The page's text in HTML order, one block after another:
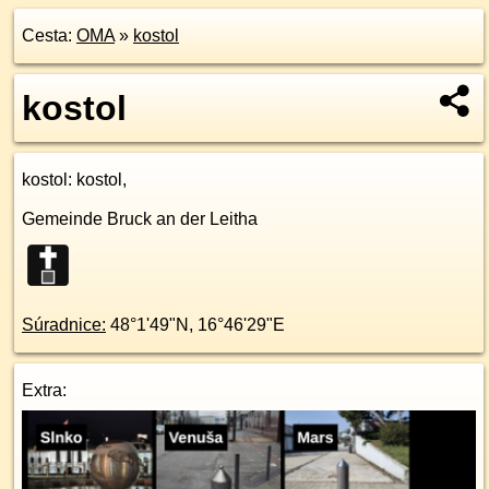
Cesta: OMA» kostol
kostol
kostol : kostol,
Gemeinde Bruck an der Leitha
Súradnice: 48°1'49"N , 16°46'29"E
Extra: